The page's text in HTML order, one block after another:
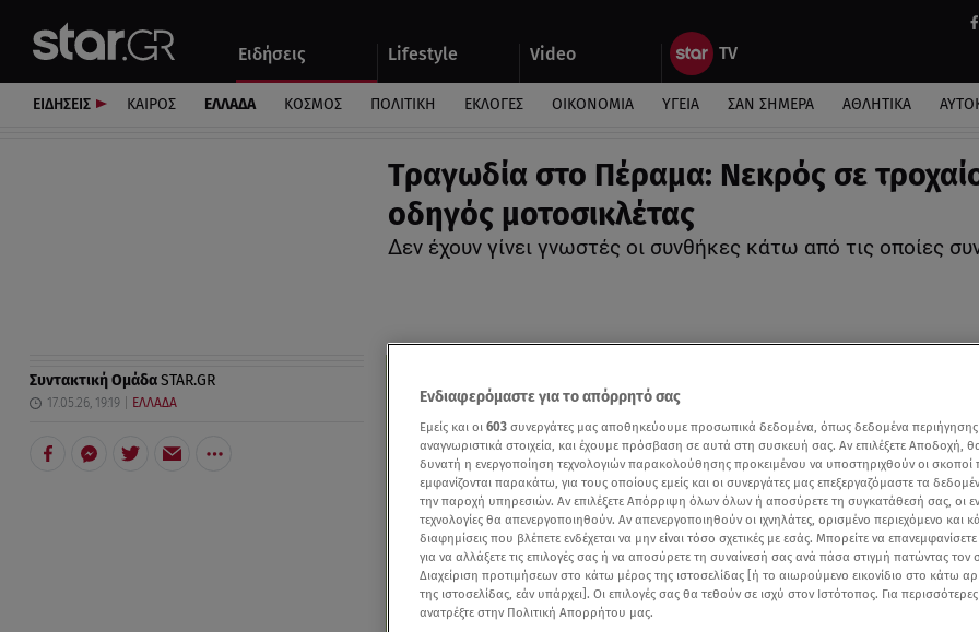
Ειδήσεις Lifestyle Video
Αυτοκίνητο
ΕΙΔΗΣΕΙΣ ΚΑΙΡΟΣ ΕΛΛΑΔΑ ΚΟΣΜΟΣ ΠΟΛΙΤΙΚΗ ΕΚΛΟΓΕΣ ΟΙΚΟΝΟΜΙΑ ΥΓΕΙΑ ΣΑΝ ΣΗΜΕΡΑ ΑΘΛΗΤΙΚΑ
Τραγωδία στο Πέραμα: Νεκρός σε
οδηγός μοτοσικλέτας
Δεν έχουν γίνει γνωστές οι συνθήκες κάτω από τις οποίες
Συντακτική ΟμάδαSTAR.GR
17.05.26, 19:19 ΕΛΛΑΔΑ Ενδιαφερόμαστε για το απόρρητό σας
Εμείς και οι 603 συνεργάτες μας αποθηκεύουμε προσωπικά δεδομένα, όπως δεδομένα
αναγνωριστικά στοιχεία, και έχουμε πρόσβαση σε αυτά στη συσκευή σας. Αν επιλέξετε Αποδοχή,
δυνατή η ενεργοποίηση τεχνολογιών παρακολούθησης προκειμένου να υποστηριχθούν οι σκοποί
εμφανίζονται παρακάτω, για τους οποίους εμείς και οι συνεργάτες μας επεξεργαζόμαστε τα
την παροχή υπηρεσιών. Αν επιλέξετε Απόρριψη όλων όλων ή αποσύρετε τη συγκατάθεσή σας, οι
τεχνολογίες θα απενεργοποιηθούν. Αν απενεργοποιηθούν οι ιχνηλάτες, ορισμένο περιεχόμενο και
διαφημίσεις που βλέπετε ενδέχεται να μην είναι τόσο σχετικές με εσάς. Μπορείτε να
για να αλλάξετε τις επιλογές σας ή να αποσύρετε τη συναίνεσή σας ανά πάσα στιγμή πατώντας τον
Διαχείριση προτιμήσεων στο κάτω μέρος της ιστοσελίδας [ή το αιωρούμενο εικονίδιο στο κάτω
της ιστοσελίδας, εάν υπάρχει]. Οι επιλογές σας θα τεθούν σε ισχύ στον Ιστότοπος. Για
ανατρέξτε στην Πολιτική Απορρήτου μας.